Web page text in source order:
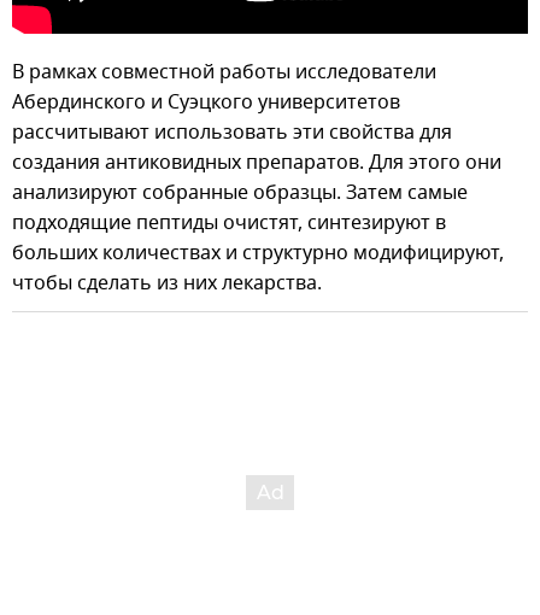
В рамках совместной работы исследователи
Абердинского и Суэцкого университетов
рассчитывают использовать эти свойства для
создания антиковидных препаратов. Для этого они
анализируют собранные образцы. Затем самые
подходящие пептиды очистят, синтезируют в
больших количествах и структурно модифицируют,
чтобы сделать из них лекарства.